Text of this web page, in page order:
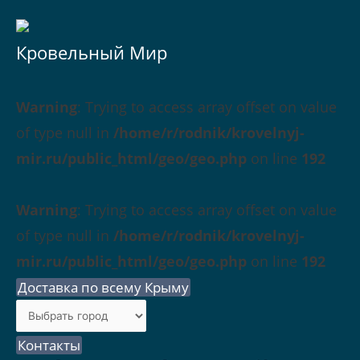
Кровельный Мир
Warning: Trying to access array offset on value
of type null in /home/r/rodnik/krovelnyj-
mir.ru/public_html/geo/geo.php on line 192
Warning: Trying to access array offset on value
of type null in /home/r/rodnik/krovelnyj-
mir.ru/public_html/geo/geo.php on line 192
Доставка по всему Крыму
Контакты